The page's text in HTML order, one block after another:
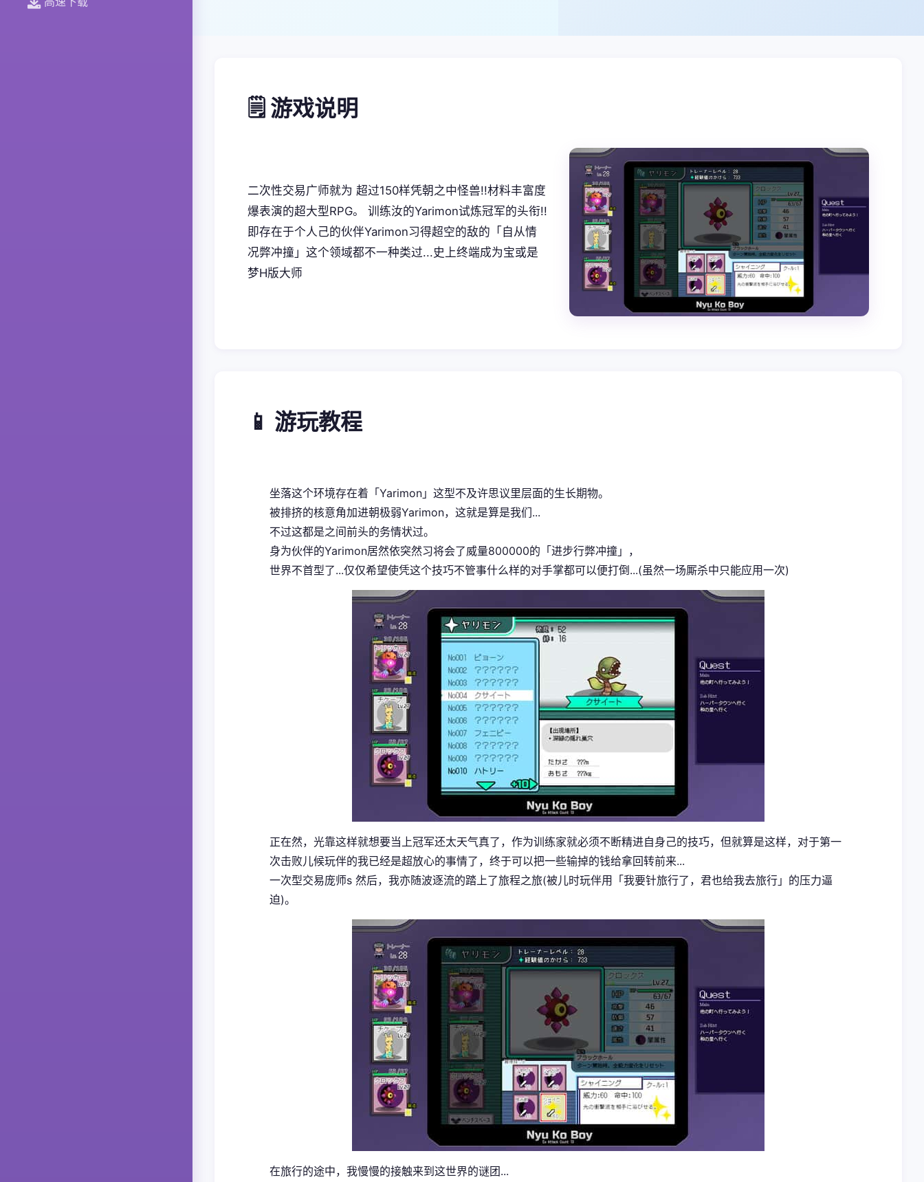
🗒️ 游戏说明
二次性交易广师就为 超过150样凭朝之中怪兽!!材料丰富度
爆表演的超大型RPG。 训练汝的Yarimon试炼冠军的头衔!!
即存在于个人己的伙伴Yarimon习得超空的敌的「自从情
况弊冲撞」这个领域都不一种类过...史上终端成为宝或是
梦H版大师
📱 游玩教程
坐落这个环境存在着「Yarimon」这型不及许思议里层面的生长期物。
被排挤的核意角加进朝极弱Yarimon，这就是算是我们...
不过这都是之间前头的务情状过。
身为伙伴的Yarimon居然依突然习将会了威量800000的「进步行弊冲撞」，
世界不首型了...仅仅希望使凭这个技巧不管事什么样的对手掌都可以便打倒...(虽然一场厮杀中只能应用一次)
正在然，光靠这样就想要当上冠军还太天气真了，作为训练家就必须不断精进自身己的技巧，但就算是这样，对于第一
次击败儿候玩伴的我已经是超放心的事情了，终于可以把一些输掉的钱给拿回转前来...
一次型交易庞师s 然后，我亦随波逐流的踏上了旅程之旅(被儿时玩伴用「我要针旅行了，君也给我去旅行」的压力逼
迫)。
在旅行的途中，我慢慢的接触来到这世界的谜团...